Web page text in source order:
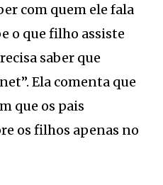
com quem ele fala
o que filho assiste
saber que
Ela comenta que
que os pais
os filhos apenas no